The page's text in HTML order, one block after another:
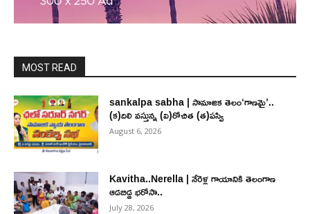
MOST READ
sankalpa sabha | సామాజిక తెలం‘గాణమై’..
(క)దిలి వస్తున్న (వి)రోచిత (త)పస్వి
August 6, 2026
Kavitha..Nerella | నేరెళ్ల గాయానికి తెలంగాణ
ఆడబిడ్డ భరోసా..
July 28, 2026